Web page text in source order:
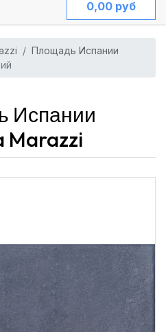
0,00 руб
Площадь Испании
Испании
Marazzi